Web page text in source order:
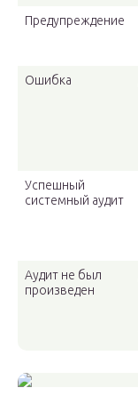
Предупреждение
Ошибка
Успешный
системный аудит
Аудит не был
произведен